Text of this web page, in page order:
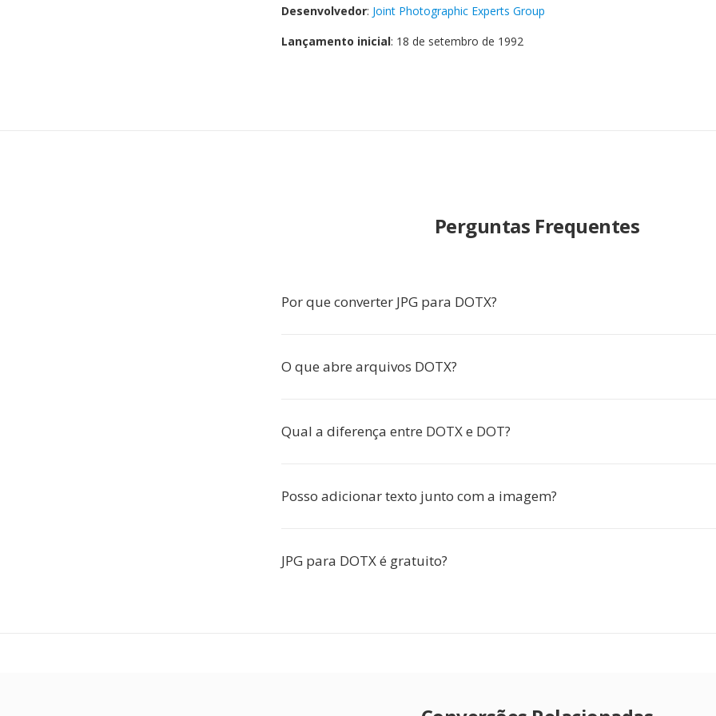
Desenvolvedor: Joint Photographic Experts Group
Lançamento inicial: 18 de setembro de 1992
Perguntas Frequentes
Por que converter JPG para DOTX?
O que abre arquivos DOTX?
Qual a diferença entre DOTX e DOT?
Posso adicionar texto junto com a imagem?
JPG para DOTX é gratuito?